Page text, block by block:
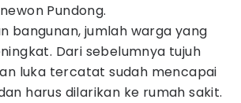
Pundong.
bangunan, jumlah warga yang
Dari sebelumnya tujuh
luka tercatat sudah mencapai
harus dilarikan ke rumah sakit.